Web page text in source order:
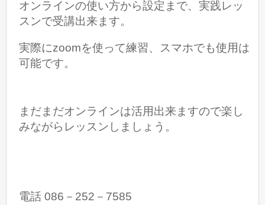
オンラインの使い方から設定まで、実践レッ
スンで受講出来ます。
実際にzoomを使って練習、スマホでも使用は
可能です。
まだまだオンラインは活用出来ますので楽し
みながらレッスンしましょう。
電話 086－252－7585